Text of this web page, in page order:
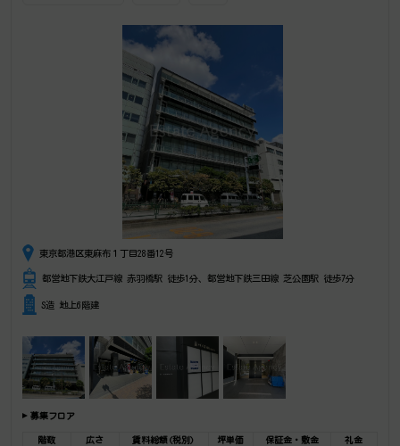
東京都港区東麻布１丁目28番12号
都営地下鉄大江戸線 赤羽橋駅 徒歩1分、都営地下鉄三田線 芝公園駅 徒歩7分
S造 地上6階建
募集フロア
階数 広さ 賃料総額(税別) 坪単価 保証金・敷金
礼金